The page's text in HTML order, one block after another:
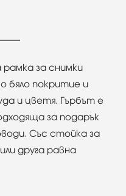
за снимки
бяло покритие и
и цветя. Гърбът е
за подарък
Със стойка за
друга равна